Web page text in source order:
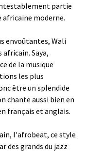
partie
africaine moderne.
envoûtantes, Wali
africain. Saya,
de la musique
les plus
être un splendide
chante aussi bien en
français et anglais.
l'afrobeat, ce style
des grands du jazz